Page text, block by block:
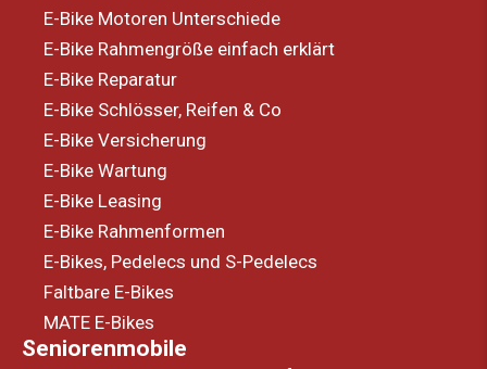
E-Bike Motoren Unterschiede
E-Bike Rahmengröße einfach erklärt
E-Bike Reparatur
E-Bike Schlösser, Reifen & Co
E-Bike Versicherung
E-Bike Wartung
E-Bike Leasing
E-Bike Rahmenformen
E-Bikes, Pedelecs und S-Pedelecs
Faltbare E-Bikes
MATE E-Bikes
Seniorenmobile